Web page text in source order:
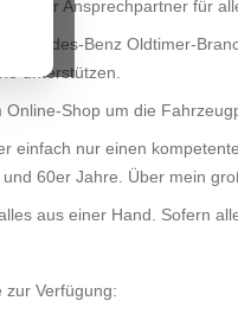
neuer Ansprechpartner für
Benz Oldtimer-
unterstützen.
Shop um die
einfach nur einen
60er Jahre. Über mein
aus einer Hand. Sofern
zur Verfügung: